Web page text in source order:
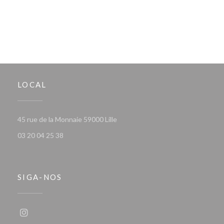
LOCAL
45 rue de la Monnaie 59000 Lille
03 20 04 25 38
SIGA-NOS